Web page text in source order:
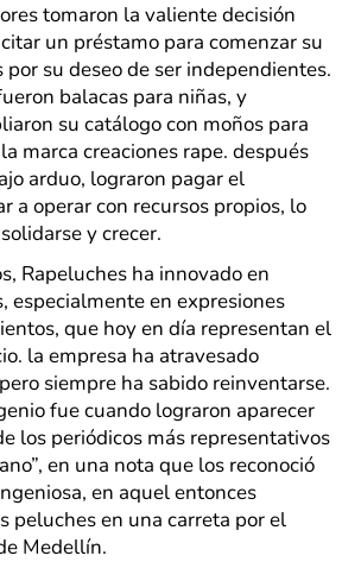
tomaron la valiente decisión
un préstamo para comenzar su
su deseo de ser independientes.
balacas para niñas, y
su catálogo con moños para
marca creaciones rape. después
arduo, lograron pagar el
a operar con recursos propios, lo
y crecer.
Rapeluches ha innovado en
especialmente en expresiones
que hoy en día representan el
la empresa ha atravesado
siempre ha sabido reinventarse.
fue cuando lograron aparecer
los periódicos más representativos
en una nota que los reconoció
en aquel entonces
peluches en una carreta por el
Medellín.